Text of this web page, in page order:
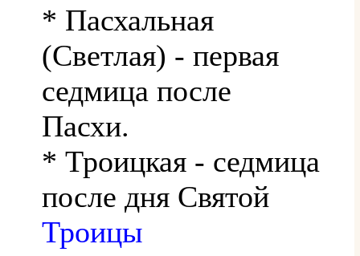
* Пасхальная
(Светлая) - первая
седмица после
Пасхи.
* Троицкая - седмица
после дня Святой
Троицы